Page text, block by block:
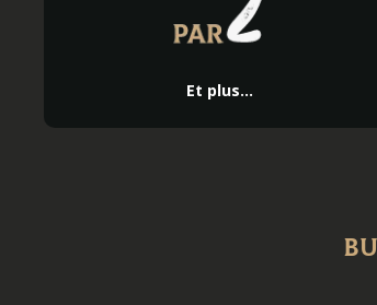
Et plus...